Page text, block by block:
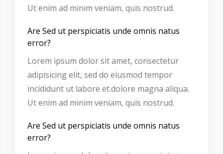
Ut enim ad minim veniam, quis nostrud.
Are Sed ut perspiciatis unde omnis natus
error?
Lorem ipsum dolor sit amet, consectetur
adipisicing elit, sed do eiusmod tempor
incididunt ut labore et.dolore magna aliqua.
Ut enim ad minim veniam, quis nostrud.
Are Sed ut perspiciatis unde omnis natus
error?